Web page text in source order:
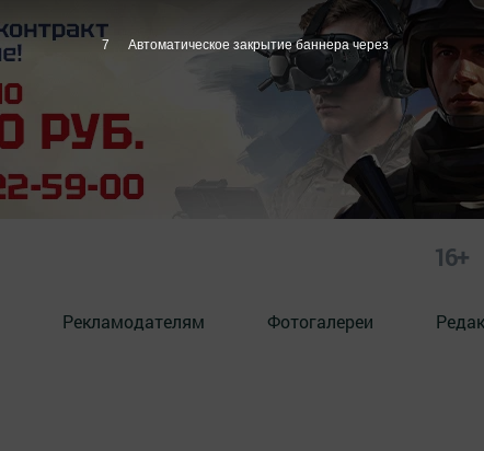
16+
Рекламодателям Фотогалереи
6 Автоматическое закрытие баннера через